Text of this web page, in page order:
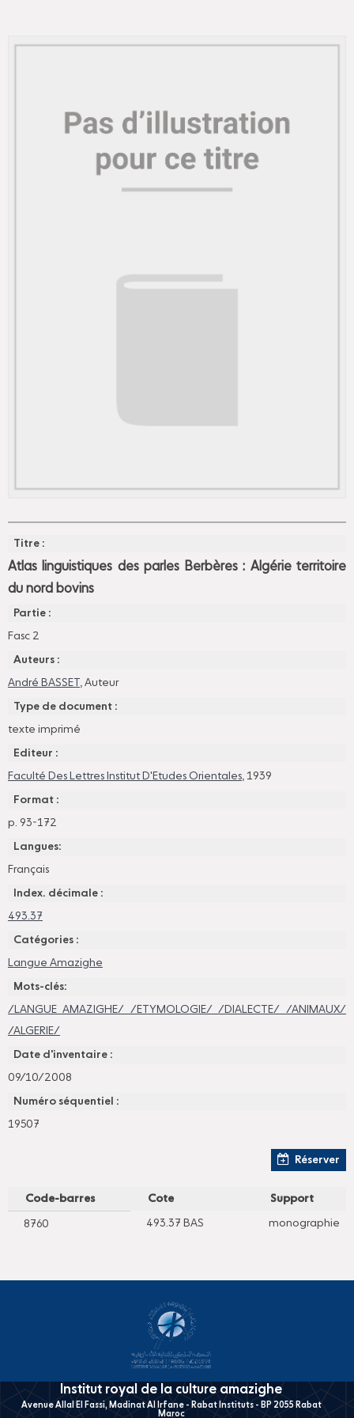
Titre :
Atlas linguistiques des parles Berbères : Algérie territoire
du nord bovins
Partie :
Fasc 2
Auteurs :
André BASSET , Auteur
Type de document :
texte imprimé
Editeur :
Faculté Des Lettres Institut D'Etudes Orientales, 1939
Format :
p. 93-172
Langues:
Français
Index. décimale :
493.37
Catégories :
Langue Amazighe
Mots-clés:
/LANGUE AMAZIGHE/ /ETYMOLOGIE/ /DIALECTE/ /ANIMAUX/
/ALGERIE/
Date d'inventaire :
09/10/2008
Numéro séquentiel :
19507
Réserver
Code-barres Cote Support
8760 493.37 BAS monographie
Institut royal de la culture amazighe
Avenue Allal El Fassi, Madinat Al Irfane - Rabat Instituts - BP 2055 Rabat
Maroc